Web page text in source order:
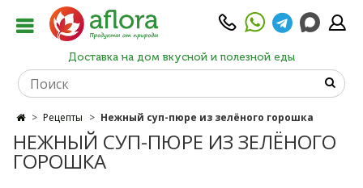
Доставка на дом вкусной и полезной еды
Рецепты Нежный суп-пюре из зелёного горошка
НЕЖНЫЙ СУП-ПЮРЕ ИЗ ЗЕЛЁНОГО
ГОРОШКА